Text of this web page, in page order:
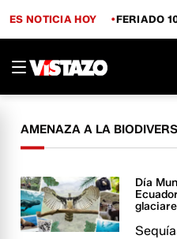
ES NOTICIA HOY FERIADO
AMENAZA A LA
Día